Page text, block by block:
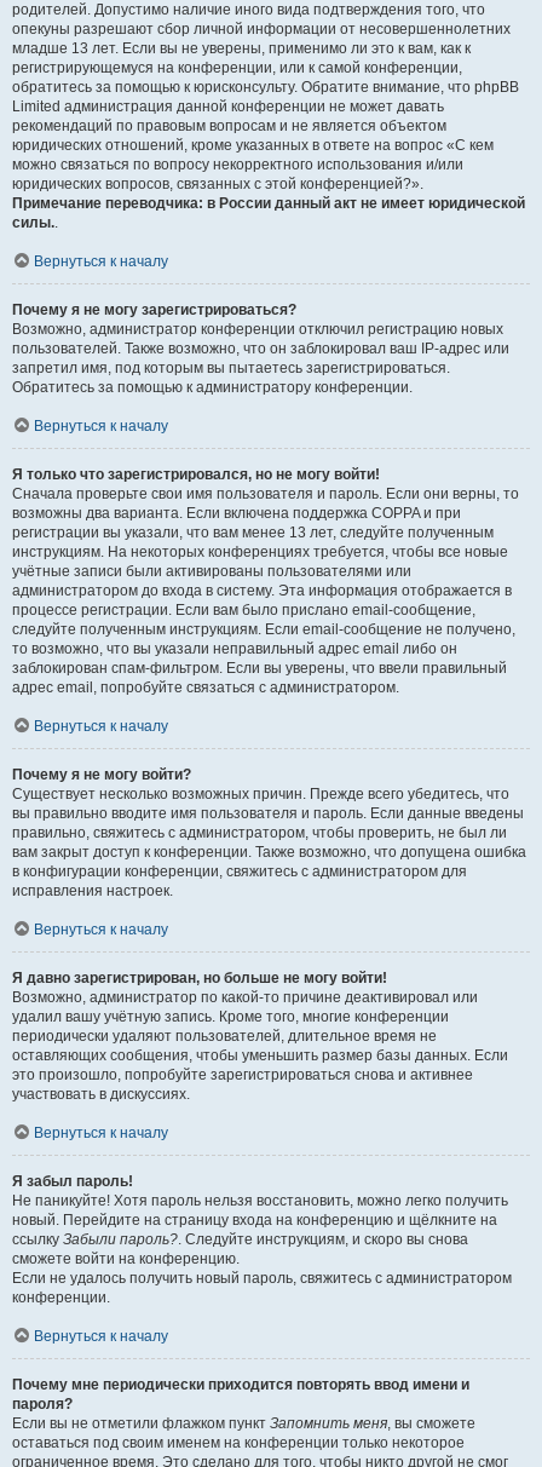
родителей. Допустимо наличие иного вида подтверждения того, что
опекуны разрешают сбор личной информации от несовершеннолетних
младше 13 лет. Если вы не уверены, применимо ли это к вам, как к
регистрирующемуся на конференции, или к самой конференции,
обратитесь за помощью к юрисконсульту. Обратите внимание, что phpBB
Limited администрация данной конференции не может давать
рекомендаций по правовым вопросам и не является объектом
юридических отношений, кроме указанных в ответе на вопрос «С кем
можно связаться по вопросу некорректного использования и/или
юридических вопросов, связанных с этой конференцией?».
Примечание переводчика: в России данный акт не имеет юридической
силы..
Вернуться к началу
Почему я не могу зарегистрироваться?
Возможно, администратор конференции отключил регистрацию новых
пользователей. Также возможно, что он заблокировал ваш IP-адрес или
запретил имя, под которым вы пытаетесь зарегистрироваться.
Обратитесь за помощью к администратору конференции.
Вернуться к началу
Я только что зарегистрировался, но не могу войти!
Сначала проверьте свои имя пользователя и пароль. Если они верны, то
возможны два варианта. Если включена поддержка COPPA и при
регистрации вы указали, что вам менее 13 лет, следуйте полученным
инструкциям. На некоторых конференциях требуется, чтобы все новые
учётные записи были активированы пользователями или
администратором до входа в систему. Эта информация отображается в
процессе регистрации. Если вам было прислано email-сообщение,
следуйте полученным инструкциям. Если email-сообщение не получено,
то возможно, что вы указали неправильный адрес email либо он
заблокирован спам-фильтром. Если вы уверены, что ввели правильный
адрес email, попробуйте связаться с администратором.
Вернуться к началу
Почему я не могу войти?
Существует несколько возможных причин. Прежде всего убедитесь, что
вы правильно вводите имя пользователя и пароль. Если данные введены
правильно, свяжитесь с администратором, чтобы проверить, не был ли
вам закрыт доступ к конференции. Также возможно, что допущена ошибка
в конфигурации конференции, свяжитесь с администратором для
исправления настроек.
Вернуться к началу
Я давно зарегистрирован, но больше не могу войти!
Возможно, администратор по какой-то причине деактивировал или
удалил вашу учётную запись. Кроме того, многие конференции
периодически удаляют пользователей, длительное время не
оставляющих сообщения, чтобы уменьшить размер базы данных. Если
это произошло, попробуйте зарегистрироваться снова и активнее
участвовать в дискуссиях.
Вернуться к началу
Я забыл пароль!
Не паникуйте! Хотя пароль нельзя восстановить, можно легко получить
новый. Перейдите на страницу входа на конференцию и щёлкните на
ссылку Забыли пароль?. Следуйте инструкциям, и скоро вы снова
сможете войти на конференцию.
Если не удалось получить новый пароль, свяжитесь с администратором
конференции.
Вернуться к началу
Почему мне периодически приходится повторять ввод имени и
пароля?
Если вы не отметили флажком пункт Запомнить меня, вы сможете
оставаться под своим именем на конференции только некоторое
ограниченное время. Это сделано для того, чтобы никто другой не смог